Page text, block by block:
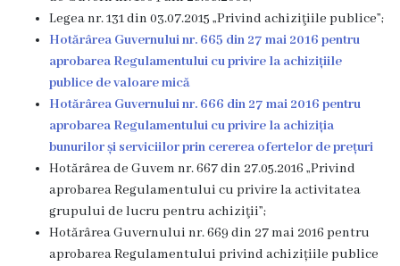
„Luceafărul”
Grădiniţa
nr.2
„Porumbel”
Biblioteca
,,Ion
Creangă”
Legea nr. 131 din 03.07.2015 „Privind achiziţiile publice”;
Hotărârea Guvernului nr. 665 din 27 mai 2016 pentru
aprobarea Regulamentului cu privire la achizițiile
publice de valoare mică
Hotărârea Guvernului nr. 666 din 27 mai 2016 pentru
aprobarea Regulamentului cu privire la achiziția
bunurilor și serviciilor prin cererea ofertelor de prețuri
Hotărârea de Guvem nr. 667 din 27.05.2016 „Privind
aprobarea Regulamentului cu privire la activitatea
grupului de lucru pentru achiziţii”;
Hotărârea Guvernului nr. 669 din 27 mai 2016 pentru
aprobarea Regulamentului privind achizițiile publice